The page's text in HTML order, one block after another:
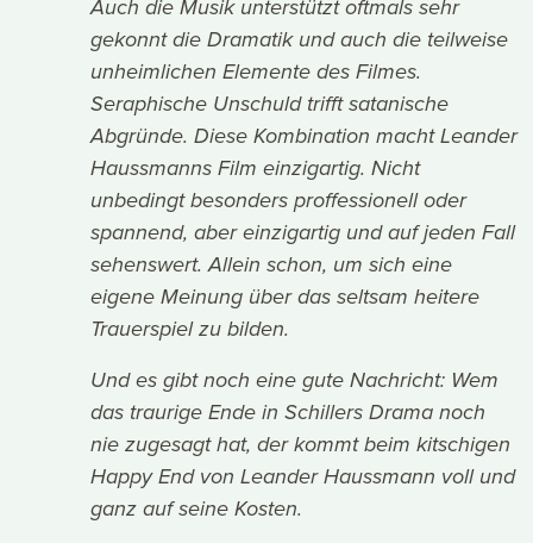
Auch die Musik unterstützt oftmals sehr
gekonnt die Dramatik und auch die teilweise
unheimlichen Elemente des Filmes.
Seraphische Unschuld trifft satanische
Abgründe. Diese Kombination macht Leander
Haussmanns Film einzigartig. Nicht
unbedingt besonders proffessionell oder
spannend, aber einzigartig und auf jeden Fall
sehenswert. Allein schon, um sich eine
eigene Meinung über das seltsam heitere
Trauerspiel zu bilden.
Und es gibt noch eine gute Nachricht: Wem
das traurige Ende in Schillers Drama noch
nie zugesagt hat, der kommt beim kitschigen
Happy End von Leander Haussmann voll und
ganz auf seine Kosten.